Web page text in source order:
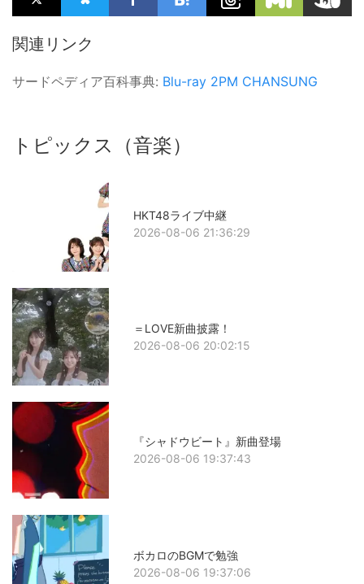
関連リンク
サードペディア百科事典: Blu-ray 2PM CHANSUNG
トピックス（音楽）
HKT48ライブ中継
2026-08-06 21:36:29
＝LOVE新曲披露！
2026-08-06 20:02:15
『シャドウビート』新曲登場
2026-08-06 19:37:43
ボカロのBGMで勉強
2026-08-06 19:37:06